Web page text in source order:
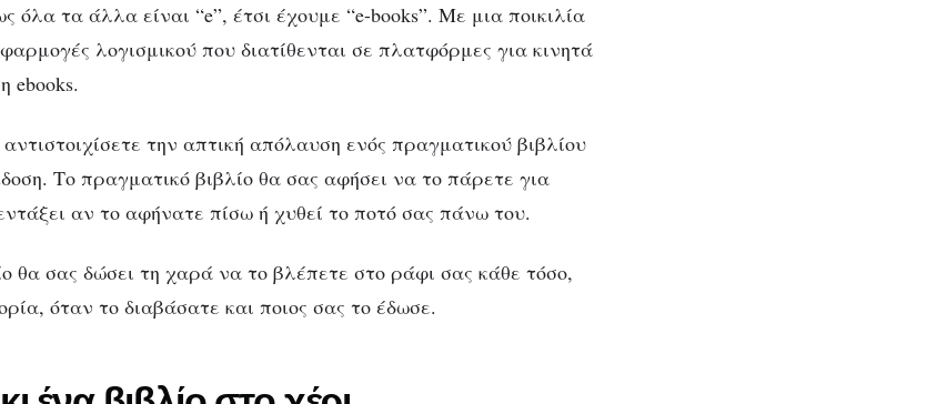
όλα τα άλλα είναι “e”, έτσι έχουμε “e-books”. Με μια ποικιλία
λογισμικού που διατίθενται σε πλατφόρμες για κινητά
ebooks.
την απτική απόλαυση ενός πραγματικού βιβλίου
Το πραγματικό βιβλίο θα σας αφήσει να το πάρετε για
αν το αφήνατε πίσω ή χυθεί το ποτό σας πάνω του.
θα σας δώσει τη χαρά να το βλέπετε στο ράφι σας κάθε τόσο,
όταν το διαβάσατε και ποιος σας το έδωσε.